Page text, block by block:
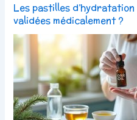
Les pastilles
validées médicalement ?